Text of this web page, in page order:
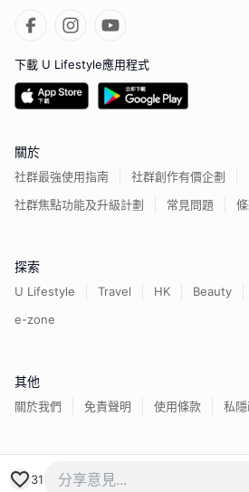
31
下載 U Lifestyle應用程式
關於
社群最強使用指南
社群創作有價企劃
社群焦點功能及升級計劃
常見問題
探索
U Lifestyle Travel HK Beauty
e-zone
其他
關於我們 免責聲明 使用條款 私
香港經濟日報版權所有©